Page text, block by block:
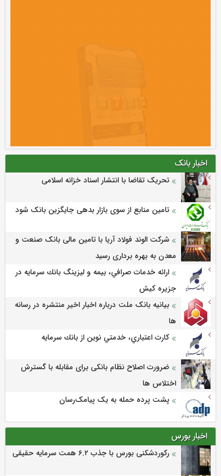
اخبار بانک
تحریک تقاضا با انتشار اسناد خزانه اسلامی
تامین منابع از سوی بازار بدهی جایگزین بانک شود
شرکت الوند فولاد آریا با تامین مالی بانک صنعت و
معدن به بهره برداری رسید
ارائه خدمات صرافي، بيمه و ليزينگ بانك سرمايه در
جزيره كيش
بیانیه بانک ملت درباره اخبار اخیر منتشره در رسانه
ها
كارت اعتباري، خدمتي نوين از بانك سرمايه
ضرورت اصلاح نظام بانکی برای مقابله با گسترش
اختلاس ها
پشت پرده حمله به یک پیامک‌رسان
اخبار بورس
رکوردشکنی بورس با جذب ۶.۲ همت سرمایه حقیقی